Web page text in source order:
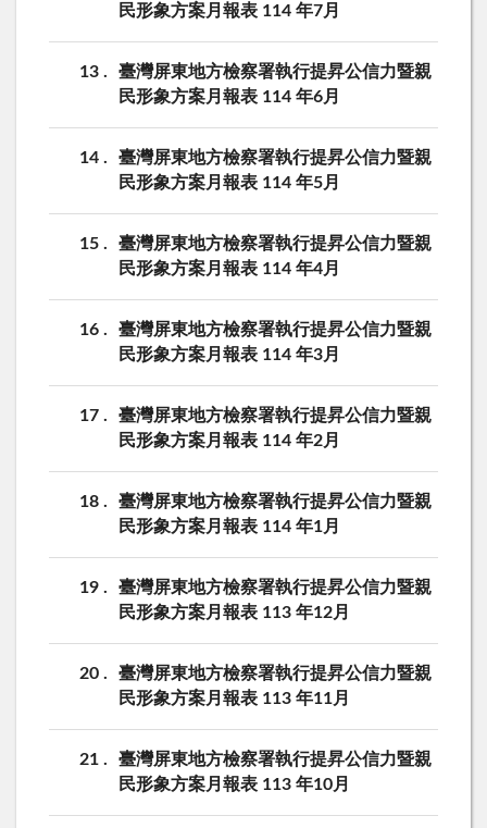
民形象方案月報表 114 年7月
13
臺灣屏東地方檢察署執行提昇公信力暨親
民形象方案月報表 114 年6月
14
臺灣屏東地方檢察署執行提昇公信力暨親
民形象方案月報表 114 年5月
15
臺灣屏東地方檢察署執行提昇公信力暨親
民形象方案月報表 114 年4月
16
臺灣屏東地方檢察署執行提昇公信力暨親
民形象方案月報表 114 年3月
17
臺灣屏東地方檢察署執行提昇公信力暨親
民形象方案月報表 114 年2月
18
臺灣屏東地方檢察署執行提昇公信力暨親
民形象方案月報表 114 年1月
19
臺灣屏東地方檢察署執行提昇公信力暨親
民形象方案月報表 113 年12月
20
臺灣屏東地方檢察署執行提昇公信力暨親
民形象方案月報表 113 年11月
21
臺灣屏東地方檢察署執行提昇公信力暨親
民形象方案月報表 113 年10月